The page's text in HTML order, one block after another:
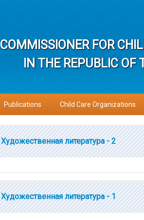
COMMISSIONER FOR
IN THE REPUBLIC OF
Publications Child Care Organizations
Художественная литература - 2
Художественная литература - 1